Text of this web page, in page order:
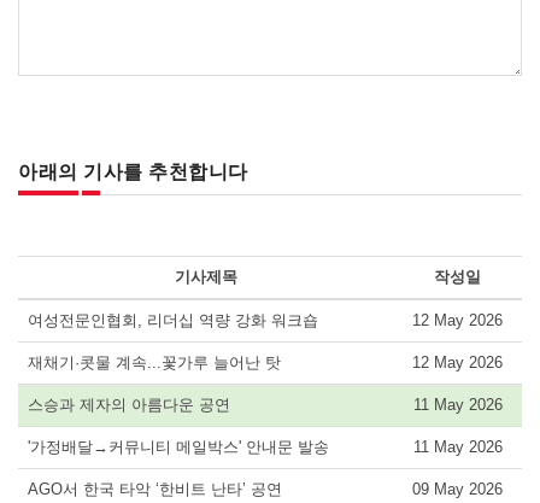
아래의 기사를 추천합니다
기사제목 작성일
여성전문인협회, 리더십 역량 강화 워크숍 12 May 2026
재채기·콧물 계속...꽃가루 늘어난 탓 12 May 2026
스승과 제자의 아름다운 공연 11 May 2026
'가정배달→커뮤니티 메일박스' 안내문 발송 11 May 2026
AGO서 한국 타악 ‘한비트 난타’ 공연 09 May 2026